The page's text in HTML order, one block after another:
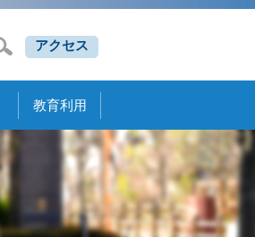
アクセス
教育利用